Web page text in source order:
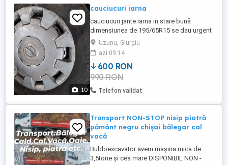
10
cauciucuri iarna
cauciucuri jante iarna in stare bună
dimensiunea de 195/65R15 se dau urgent
Uzunu, Giurgiu
azi 09:14
600 RON
990 RON
Telefon validat
Transport NON-STOP nisip piatră
pământ negru chișai bălegar cal
vacă
Buldoexcavator avem mașina mica de
3,5tone și cea mare DISPONIBIL NON -